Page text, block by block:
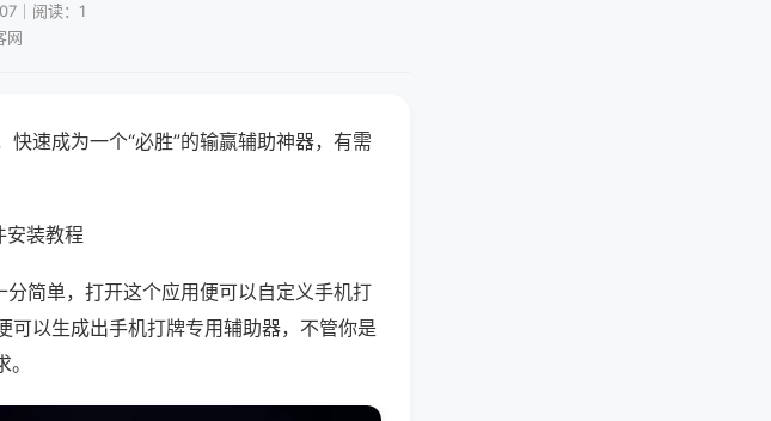
｜阅读：1
网
速成为一个“必胜”的输赢辅助神器，有需
装教程
简单，打开这个应用便可以自定义手机打
可以生成出手机打牌专用辅助器，不管你是